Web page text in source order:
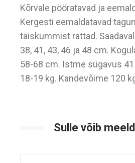
Kõrvale pööratavad ja
Kergesti eemaldatavad
täiskummist rattad.
38, 41, 43, 46 ja 48 cm.
58-68 cm. Istme sügavus 41
18-19 kg. Kandevõime 120
Sulle võib